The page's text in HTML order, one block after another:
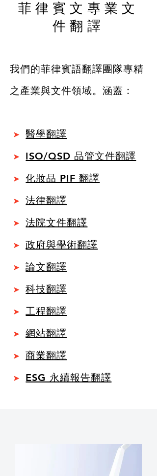
菲律賓文專業文
件翻譯
我們的菲律賓語翻譯團隊專精
之產業與文件領域。涵蓋：
➤醫學翻譯
➤ ISO/QSD 品管文件翻譯
➤化妝品 PIF 翻譯
➤法律翻譯
➤法院文件翻譯
➤ 政府與學術翻譯
➤論文翻譯
➤科技翻譯
➤工程翻譯
➤網站翻譯
➤ 商業翻譯
➤ ESG 永續報告翻譯